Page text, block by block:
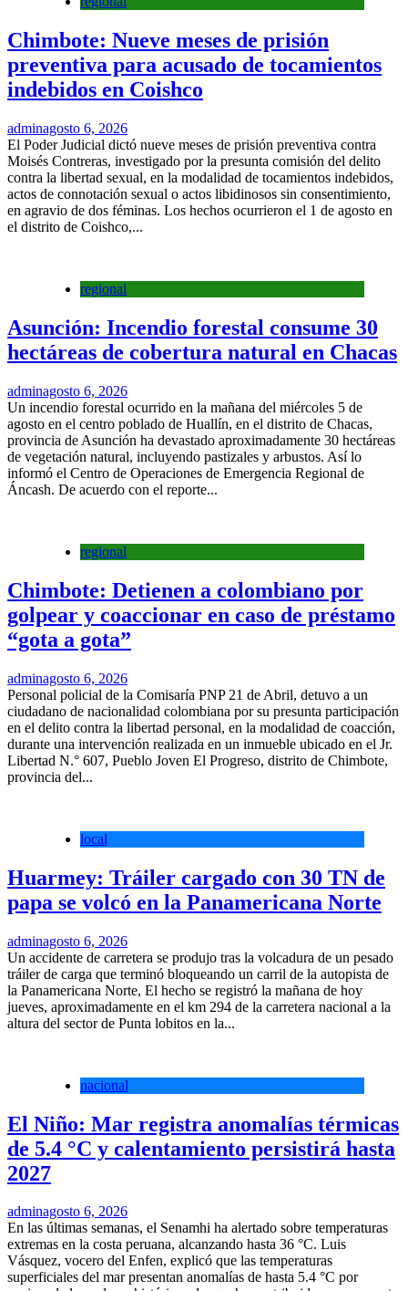
Chimbote: Nueve meses de prisión
preventiva para acusado de tocamientos
indebidos en Coishco
adminagosto 6, 2026
El Poder Judicial dictó nueve meses de prisión preventiva contra
Moisés Contreras, investigado por la presunta comisión del delito
contra la libertad sexual, en la modalidad de tocamientos indebidos,
actos de connotación sexual o actos libidinosos sin consentimiento,
en agravio de dos féminas. Los hechos ocurrieron el 1 de agosto en
el distrito de Coishco,...
regional
Asunción: Incendio forestal consume 30
hectáreas de cobertura natural en Chacas
adminagosto 6, 2026
Un incendio forestal ocurrido en la mañana del miércoles 5 de
agosto en el centro poblado de Huallín, en el distrito de Chacas,
provincia de Asunción ha devastado aproximadamente 30 hectáreas
de vegetación natural, incluyendo pastizales y arbustos. Así lo
informó el Centro de Operaciones de Emergencia Regional de
Áncash. De acuerdo con el reporte...
regional
Chimbote: Detienen a colombiano por
golpear y coaccionar en caso de préstamo
“gota a gota”
adminagosto 6, 2026
Personal policial de la Comisaría PNP 21 de Abril, detuvo a un
ciudadano de nacionalidad colombiana por su presunta participación
en el delito contra la libertad personal, en la modalidad de coacción,
durante una intervención realizada en un inmueble ubicado en el Jr.
Libertad N.° 607, Pueblo Joven El Progreso, distrito de Chimbote,
provincia del...
local
Huarmey: Tráiler cargado con 30 TN de
papa se volcó en la Panamericana Norte
adminagosto 6, 2026
Un accidente de carretera se produjo tras la volcadura de un pesado
tráiler de carga que terminó bloqueando un carril de la autopista de
la Panamericana Norte, El hecho se registró la mañana de hoy
jueves, aproximadamente en el km 294 de la carretera nacional a la
altura del sector de Punta lobitos en la...
nacional
El Niño: Mar registra anomalías térmicas
de 5.4 °C y calentamiento persistirá hasta
2027
adminagosto 6, 2026
En las últimas semanas, el Senamhi ha alertado sobre temperaturas
extremas en la costa peruana, alcanzando hasta 36 °C. Luis
Vásquez, vocero del Enfen, explicó que las temperaturas
superficiales del mar presentan anomalías de hasta 5.4 °C por